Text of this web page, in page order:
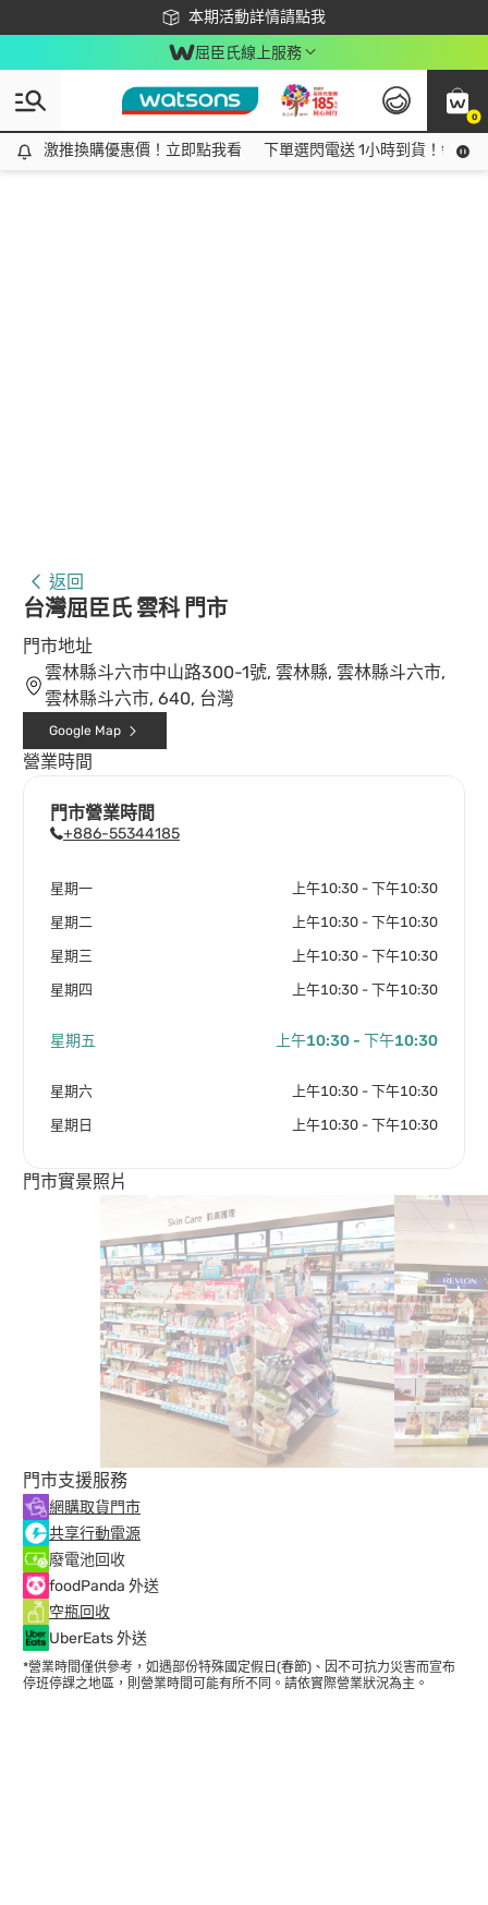
本期活動詳情請點我
下載app最高回饋$350
屈臣氏線上服務
0
激推換購優惠價！立即點我看
激推換購優惠價！立即點我看 下單選閃電送 1小時到貨！領神
返回
台灣屈臣氏 雲科 門市
門市地址
雲林縣斗六市中山路300-1號, 雲林縣, 雲林縣斗六市,
雲林縣斗六市, 640, 台灣
Google Map
營業時間
門市營業時間
+886-55344185
星期一 上午10:30 - 下午10:30
星期二 上午10:30 - 下午10:30
星期三 上午10:30 - 下午10:30
星期四 上午10:30 - 下午10:30
星期五 上午10:30 - 下午10:30
星期六 上午10:30 - 下午10:30
星期日 上午10:30 - 下午10:30
門市實景照片
門市支援服務
網購取貨門市
共享行動電源
廢電池回收
foodPanda 外送
空瓶回收
UberEats 外送
*營業時間僅供參考，如遇部份特殊國定假日(春節)、因不可抗力災害而宣布
停班停課之地區，則營業時間可能有所不同。請依實際營業狀況為主。